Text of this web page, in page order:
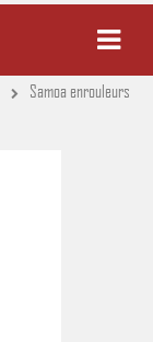
Samoa enrouleurs